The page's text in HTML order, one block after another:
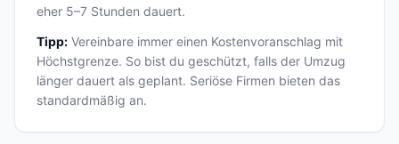
eher 5–7 Stunden dauert.
Tipp: Vereinbare immer einen Kostenvoranschlag mit
Höchstgrenze. So bist du geschützt, falls der Umzug
länger dauert als geplant. Seriöse Firmen bieten das
standardmäßig an.